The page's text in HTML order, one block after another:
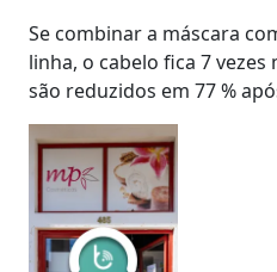
Se combinar a máscara
linha, o cabelo fica 7
são reduzidos em 77 %